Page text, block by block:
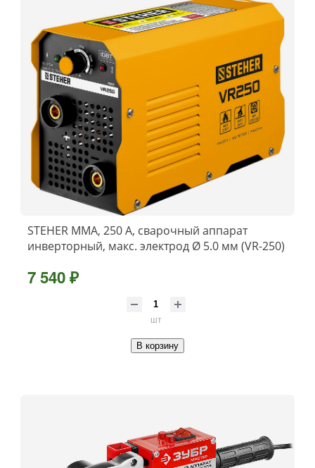
STEHER ММА, 250 А, сварочный аппарат
инверторный, макс. электрод Ø 5.0 мм (VR-250)
7 540 ₽
шт
В корзину